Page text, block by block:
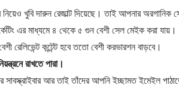
নিয়েও খুবি দারুন রেজাল্ট দিয়েছে। তাই আপনার অরগানিক
এর মাধ্যমে ৪ থেকে ৫ গুন বেশী সেল মেইক করা যায়।
রেলিভেন্ট কন্টেন্ট হবে ততো বেশী করভারশন বাড়বে।
রাখতে পারা।
আর তাই তাঁদের আপনি ইচ্ছামত ইমেইল